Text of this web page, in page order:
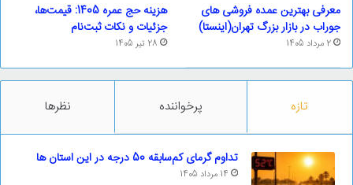
معرفی بهترین عمده فروشی های
جوراب در بازار بزرگ تهران(اینستا)
2 مرداد 1405
هزینه حج عمره 1405: قیمت‌ها،
جزئیات و نکات ثبت‌نام
28 تیر 1405
تازه پرخواننده نظرها
تداوم گرمای کم‌سابقه 50 درجه در این استان ها
14 مرداد 1405